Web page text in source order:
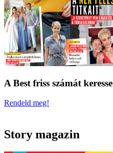
A Best friss számát
Rendeld meg!
Story magazin